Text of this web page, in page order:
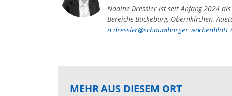
Nadine Dressler ist seit Anfang 2024
Bereiche Bückeburg, Obernkirchen,
n.dressler@schaumburger-
MEHR AUS DIESEM ORT